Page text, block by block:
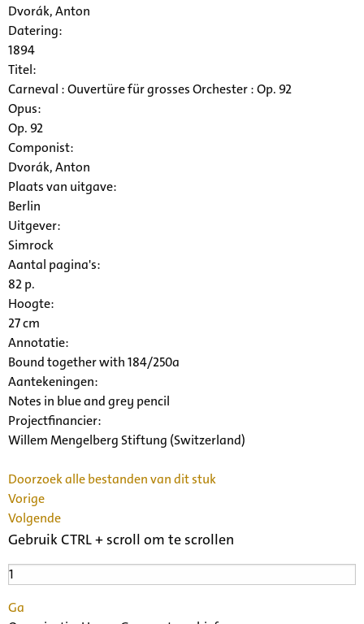
Dvorák, Anton
Datering:
1894
Titel:
Carneval : Ouvertüre für grosses Orchester : Op. 92
Opus:
Op. 92
Componist:
Dvorák, Anton
Plaats van uitgave:
Berlin
Uitgever:
Simrock
Aantal pagina's:
82 p.
Hoogte:
27 cm
Annotatie:
Bound together with 184/250a
Aantekeningen:
Notes in blue and grey pencil
Projectfinancier:
Willem Mengelberg Stiftung (Switzerland)
Doorzoek alle bestanden van dit stuk
Vorige
Volgende
Gebruik CTRL + scroll om te scrollen
Ga